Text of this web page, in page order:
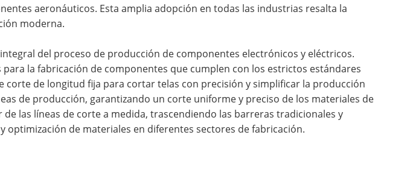
aeronáuticos. Esta amplia adopción en todas las industrias resalta la
moderna.
del proceso de producción de componentes electrónicos y eléctricos.
la fabricación de componentes que cumplen con los estrictos estándares
de longitud fija para cortar telas con precisión y simplificar la producción
de producción, garantizando un corte uniforme y preciso de los materiales de
las líneas de corte a medida, trascendiendo las barreras tradicionales y
de materiales en diferentes sectores de fabricación.